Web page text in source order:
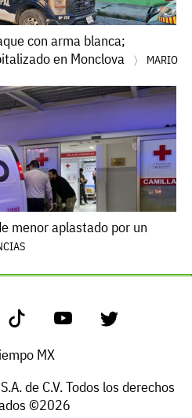
con arma blanca;
en Monclova
MARIO
menor aplastado por un
MX
de C.V. Todos los derechos
©2026